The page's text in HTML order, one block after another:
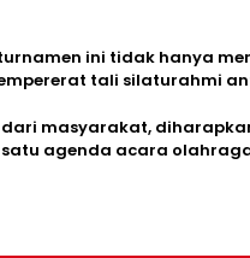
ini tidak hanya
tali silaturahmi
masyarakat, diharapkan
agenda acara